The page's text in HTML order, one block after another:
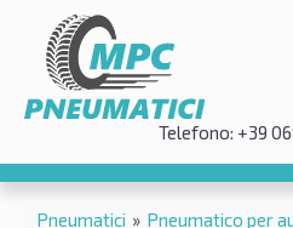
Telefono: +39
Pneumatici » Pneumatico per